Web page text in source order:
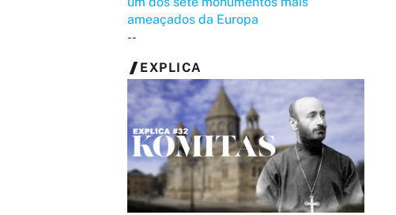
ameaçados da Europa
--
EXPLICA